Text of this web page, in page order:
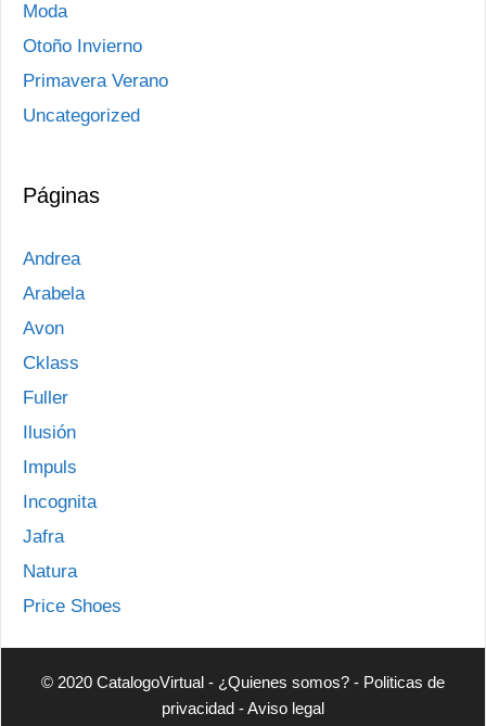
Moda
Otoño Invierno
Primavera Verano
Uncategorized
Páginas
Andrea
Arabela
Avon
Cklass
Fuller
Ilusión
Impuls
Incognita
Jafra
Natura
Price Shoes
© 2020 CatalogoVirtual - ¿Quienes somos? - Politicas de
privacidad -Aviso legal